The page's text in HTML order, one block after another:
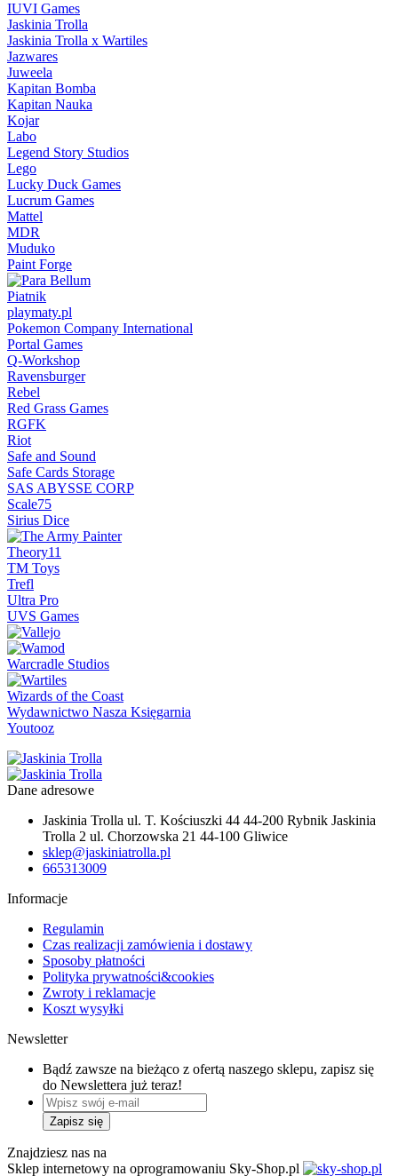
IUVI Games
Jaskinia Trolla
Jaskinia Trolla x Wartiles
Jazwares
Juweela
Kapitan Bomba
Kapitan Nauka
Kojar
Labo
Legend Story Studios
Lego
Lucky Duck Games
Lucrum Games
Mattel
MDR
Muduko
Paint Forge
Piatnik
playmaty.pl
Pokemon Company International
Portal Games
Q-Workshop
Ravensburger
Rebel
Red Grass Games
RGFK
Riot
Safe and Sound
Safe Cards Storage
SAS ABYSSE CORP
Scale75
Sirius Dice
Theory11
TM Toys
Trefl
Ultra Pro
UVS Games
Warcradle Studios
Wizards of the Coast
Wydawnictwo Nasza Księgarnia
Youtooz
Dane adresowe
Jaskinia Trolla ul. T. Kościuszki 44 44-200 Rybnik Jaskinia
Trolla 2 ul. Chorzowska 21 44-100 Gliwice
sklep@jaskiniatrolla.pl
665313009
Informacje
Regulamin
Czas realizacji zamówienia i dostawy
Sposoby płatności
Polityka prywatności&cookies
Zwroty i reklamacje
Koszt wysyłki
Newsletter
Bądź zawsze na bieżąco z ofertą naszego sklepu, zapisz się
do Newslettera już teraz!
Znajdziesz nas na
Sklep internetowy na oprogramowaniu Sky-Shop.pl